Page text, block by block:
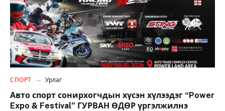
СПОРТ Урлаг
Авто спорт сонирхогчдын хүсэн хүлээдэг “Power
Expo & Festival” ГУРВАН ӨДӨР үргэлжилнэ